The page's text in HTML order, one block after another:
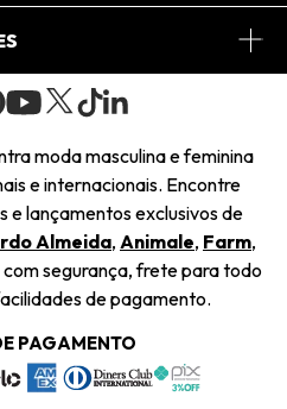
moda masculina e feminina
e internacionais. Encontre
e lançamentos exclusivos de
Almeida, Animale, Farm,
segurança, frete para todo
de pagamento.
PAGAMENTO